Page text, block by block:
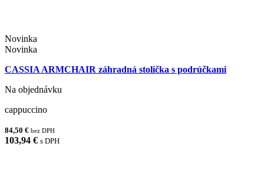
Novinka
Novinka
CASSIA ARMCHAIR záhradná stolička s podrúčkami
Na objednávku
cappuccino
84,50 € bez DPH
103,94 € s DPH